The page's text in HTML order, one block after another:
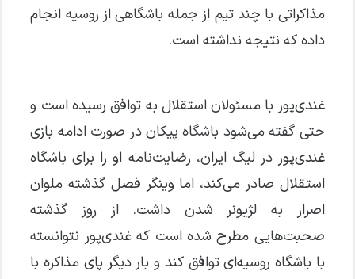
مذاکراتی با چند تیم از جمله باشگاهی از روسیه انجام
داده که نتیجه نداشته است.
غندی‌پور با مسئولان استقلال به توافق رسیده است و
حتی گفته می‌شود باشگاه پیکان در صورت ادامه بازی
غندی‌پور در لیگ ایران، رضایت‌نامه او را برای باشگاه
استقلال صادر می‌کند، اما وینگر فصل گذشته ملوان
اصرار به لژیونر شدن داشت. از روز گذشته
صحبت‌هایی مطرح شده است که غندی‌پور نتوانسته
با باشگاه روسیه‌ای توافق کند و بار دیگر پای مذاکره با